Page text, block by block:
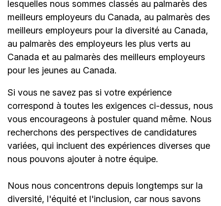
lesquelles nous sommes classés au palmarès des
meilleurs employeurs du Canada, au palmarès des
meilleurs employeurs pour la diversité au Canada,
au palmarès des employeurs les plus verts au
Canada et au palmarès des meilleurs employeurs
pour les jeunes au Canada.
Si vous ne savez pas si votre expérience
correspond à toutes les exigences ci-dessus, nous
vous encourageons à postuler quand même. Nous
recherchons des perspectives de candidatures
variées, qui incluent des expériences diverses que
nous pouvons ajouter à notre équipe.
Nous nous concentrons depuis longtemps sur la
diversité, l'équité et l'inclusion, car nous savons